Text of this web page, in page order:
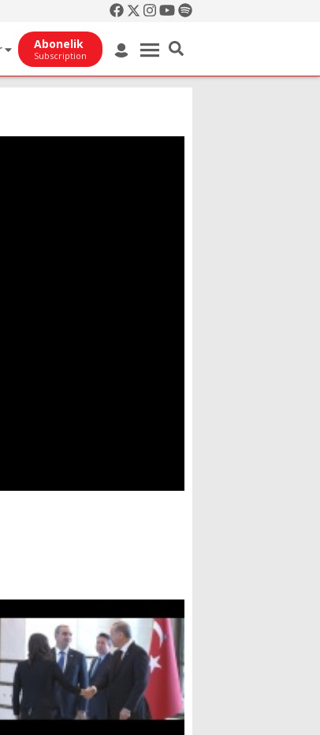
Abonelik
Subscription